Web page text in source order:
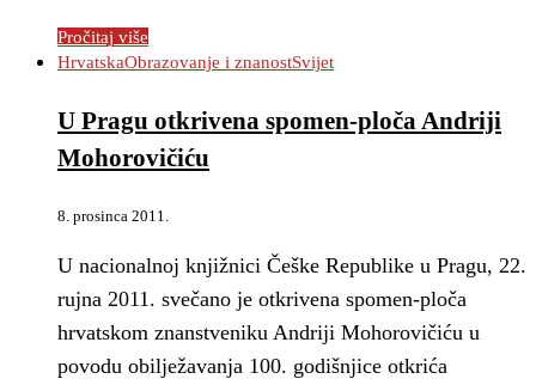
Pročitaj više
HrvatskaObrazovanje i znanostSvijet
U Pragu otkrivena spomen-ploča Andriji
Mohorovičiću
8. prosinca 2011.
U nacionalnoj knjižnici Češke Republike u Pragu, 22.
rujna 2011. svečano je otkrivena spomen-ploča
hrvatskom znanstveniku Andriji Mohorovičiću u
povodu obilježavanja 100. godišnjice otkrića